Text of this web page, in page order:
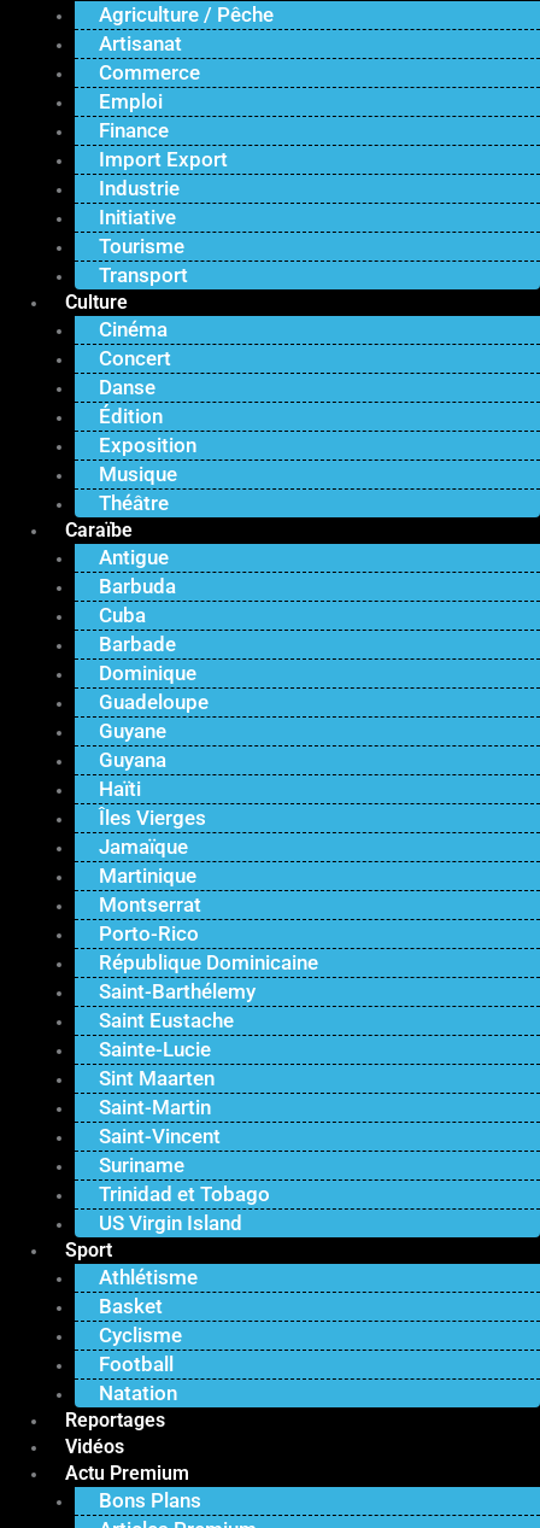
Agriculture / Pêche
Artisanat
Commerce
Emploi
Finance
Import Export
Industrie
Initiative
Tourisme
Transport
Culture
Cinéma
Concert
Danse
Édition
Exposition
Musique
Théâtre
Caraïbe
Antigue
Barbuda
Cuba
Barbade
Dominique
Guadeloupe
Guyane
Guyana
Haïti
Îles Vierges
Jamaïque
Martinique
Montserrat
Porto-Rico
République Dominicaine
Saint-Barthélemy
Saint Eustache
Sainte-Lucie
Sint Maarten
Saint-Martin
Saint-Vincent
Suriname
Trinidad et Tobago
US Virgin Island
Sport
Athlétisme
Basket
Cyclisme
Football
Natation
Reportages
Vidéos
Actu Premium
Bons Plans